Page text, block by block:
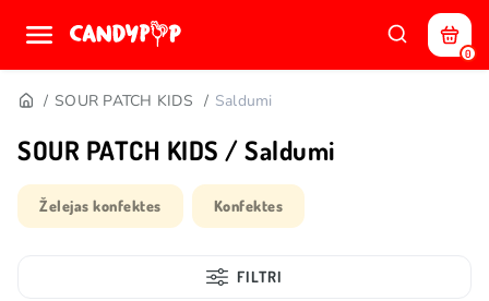
0
SOUR PATCH KIDS Saldumi
SOUR PATCH KIDS / Saldumi
Želejas konfektes Konfektes
FILTRI